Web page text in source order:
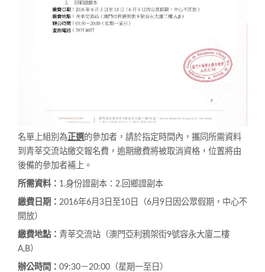
名單上組別為正選的參加者，請於指定時間內，攜同所需資料
到青莘交流站繳交報名費，逾期繳費將被取消資格，位置將由
後備的參加者補上。
所需資料： 1.身份證副本：2.回鄉證副本
繳費日期： 2016年6月3日至10日（6月9日因公眾假期，中心不
開放）
繳費地點： 青莘交流站（澳門亞利鴉架街9號容永大廈二樓
A,B）
辦公時間： 09:30－20:00（星期一至日）